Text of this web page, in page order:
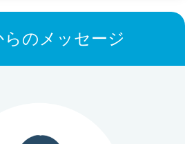
らのメッセージ